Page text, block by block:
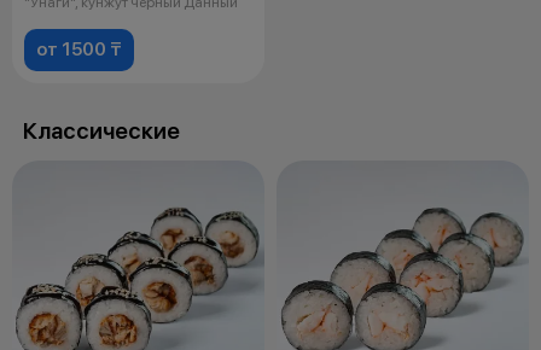
от 1500 ₸
Классические